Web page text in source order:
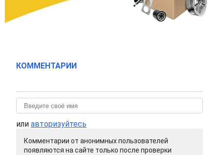
КОММЕНТАРИИ
или авторизуйтесь
Комментарии от анонимных пользователей
появляются на сайте только после проверки